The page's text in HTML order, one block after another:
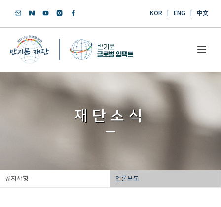
KOR ENG 中文
재단소식
공지사항 언론보도